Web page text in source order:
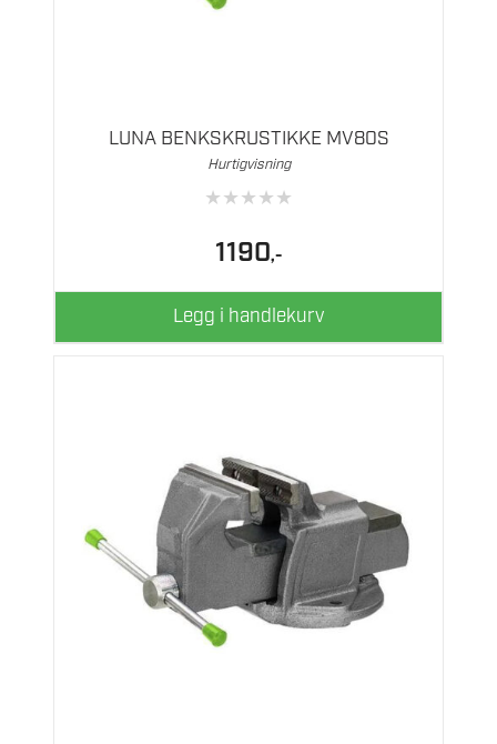
LUNA BENKSKRUSTIKKE MV80S
Hurtigvisning
★★★★★
1190,-
Legg i handlekurv